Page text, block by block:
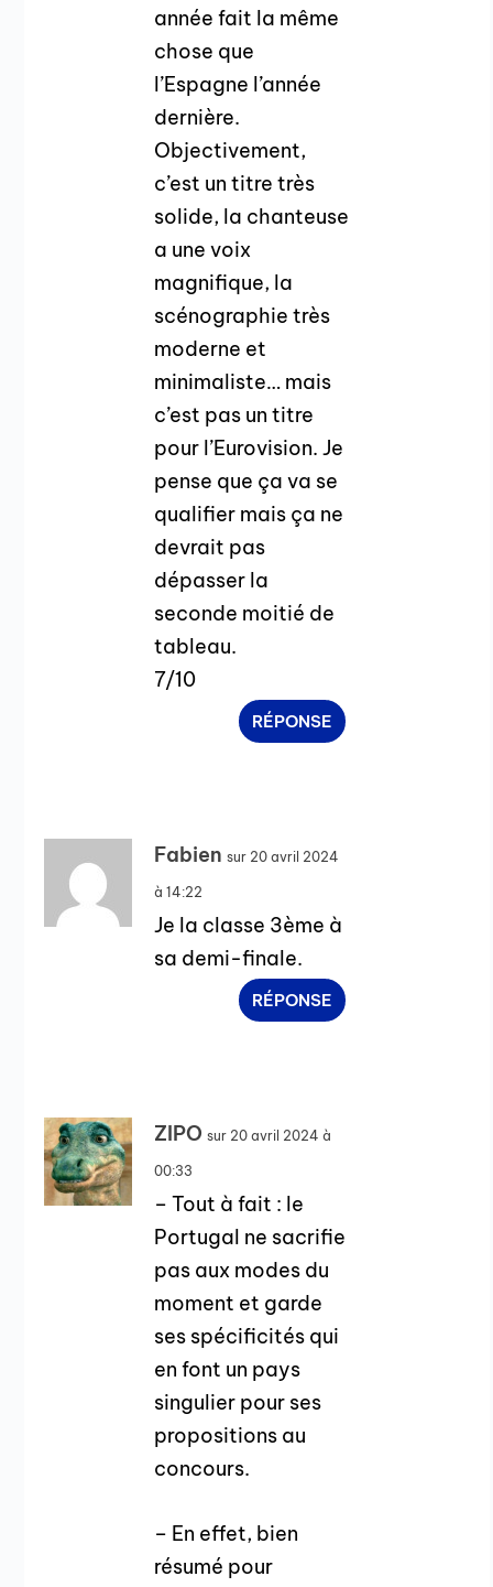
année fait la même
chose que
l’Espagne l’année
dernière.
Objectivement,
c’est un titre très
solide, la chanteuse
a une voix
magnifique, la
scénographie très
moderne et
minimaliste… mais
c’est pas un titre
pour l’Eurovision. Je
pense que ça va se
qualifier mais ça ne
devrait pas
dépasser la
seconde moitié de
tableau.
7/10
RÉPONSE
Fabien sur 20 avril 2024
à 14:22
Je la classe 3ème à
sa demi-finale.
RÉPONSE
ZIPO sur 20 avril 2024 à
00:33
– Tout à fait : le
Portugal ne sacrifie
pas aux modes du
moment et garde
ses spécificités qui
en font un pays
singulier pour ses
propositions au
concours.
– En effet, bien
résumé pour